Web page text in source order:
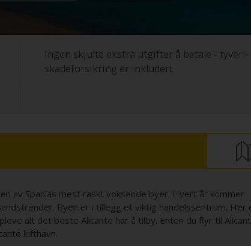
Ingen skjulte ekstra utgifter å betale - tyveri-
skadeforsikring er inkludert
av Spanias mest raskt voksende byer. Hvert år kommer
Byen er i tillegg et viktig handelssentrum. Her
alt det beste Alicante har å tilby. Enten du flyr til
lufthavn.